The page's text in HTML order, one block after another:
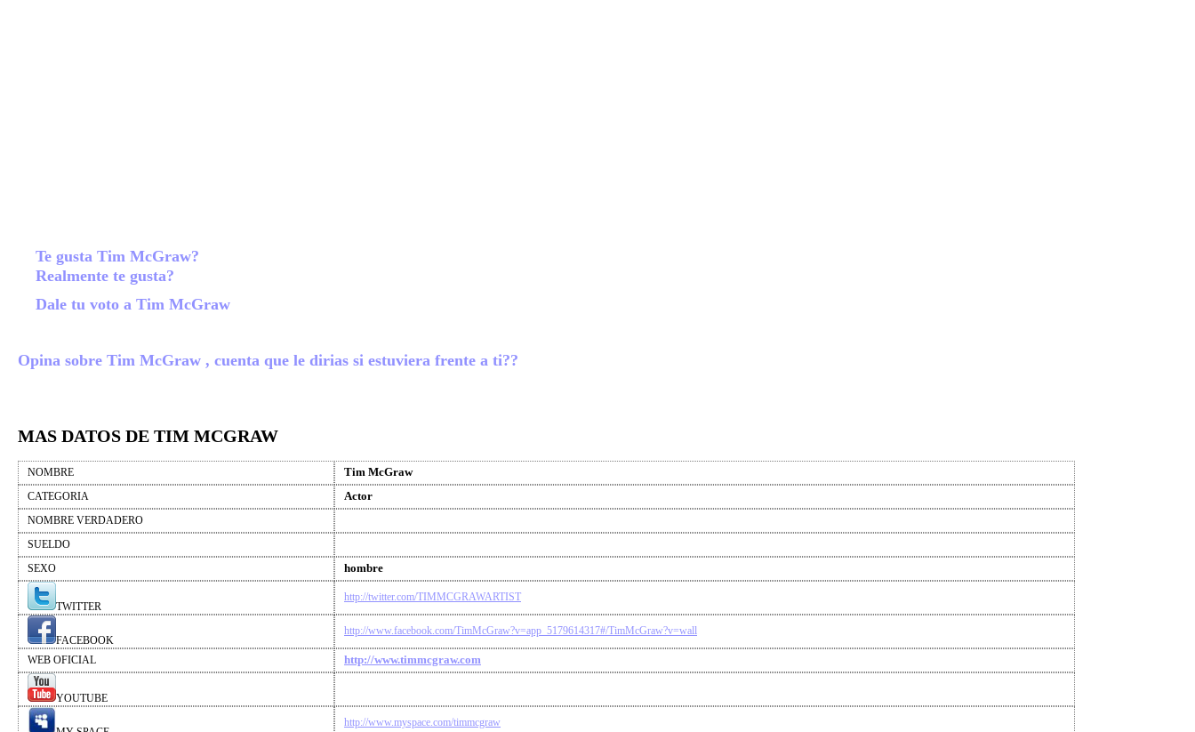
Te gusta Tim McGraw?
Realmente te gusta?
Dale tu voto a Tim McGraw
Opina sobre Tim McGraw , cuenta que le dirias si estuviera frente a ti??
MAS DATOS DE TIM MCGRAW
NOMBRE Tim McGraw
CATEGORIA Actor
NOMBRE VERDADERO
SUELDO
SEXO
hombre
TWITTER
http://twitter.com/TIMMCGRAWARTIST
FACEBOOK
http://www.facebook.com/TimMcGraw?v=app_5179614317#/TimMcGraw?v=wall
WEB OFICIAL http://www.timmcgraw.com
YOUTUBE
http://www.myspace.com/timmcgraw